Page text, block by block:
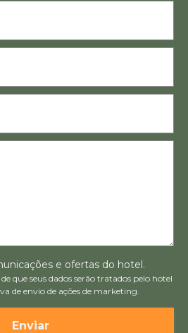
e ofertas do hotel.
que seus dados serão tratados pelo hotel
de envio de ações de marketing.
Enviar